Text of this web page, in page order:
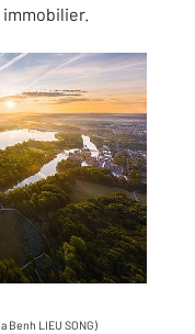
Benh LIEU SONG)